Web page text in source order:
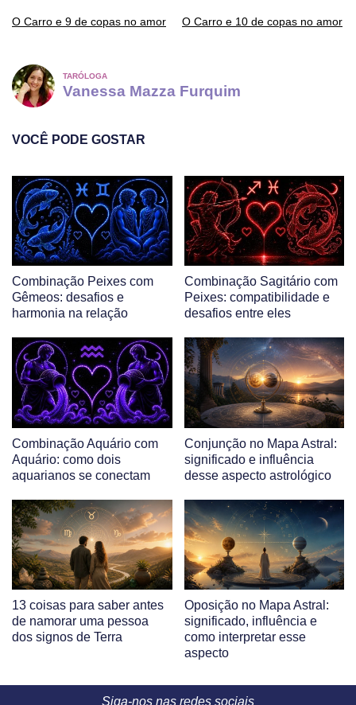
O Carro e 9 de copas no amor O Carro e 10 de copas no amor
TARÓLOGA
Vanessa Mazza Furquim
VOCÊ PODE GOSTAR
Combinação Peixes com
Gêmeos: desafios e
harmonia na relação
Combinação Sagitário com
Peixes: compatibilidade e
desafios entre eles
Combinação Aquário com
Aquário: como dois
aquarianos se conectam
Conjunção no Mapa Astral:
significado e influência
desse aspecto astrológico
13 coisas para saber antes
de namorar uma pessoa
dos signos de Terra
Oposição no Mapa Astral:
significado, influência e
como interpretar esse
aspecto
Siga-nos nas redes sociais